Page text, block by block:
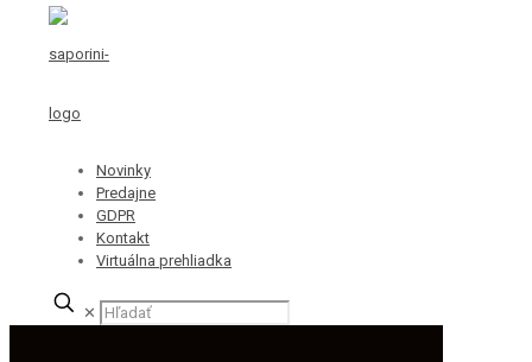
Novinky
Predajne
GDPR
Kontakt
Virtuálna prehliadka
✕